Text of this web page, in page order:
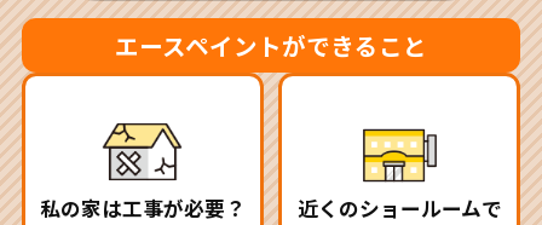
エースペイントができること
私の家は工事が必要？ 近くのショールームで